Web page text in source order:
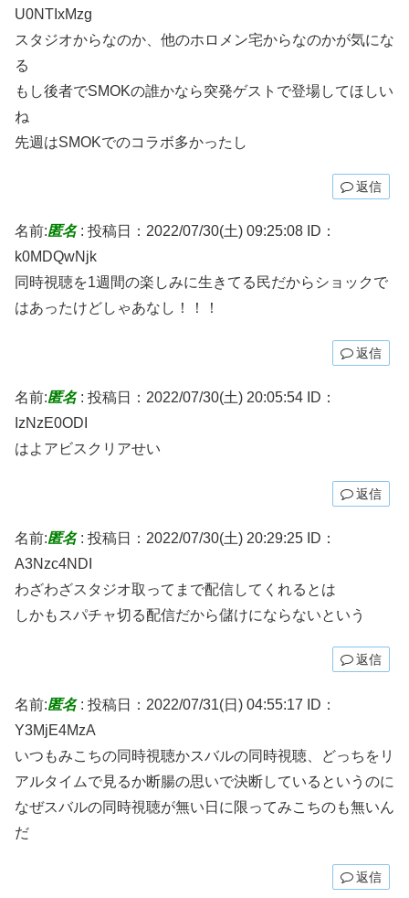
U0NTIxMzg
スタジオからなのか、他のホロメン宅からなのかが気にな
る
もし後者でSMOKの誰かなら突発ゲストで登場してほしい
ね
先週はSMOKでのコラボ多かったし
返信
名前:匿名: 投稿日：2022/07/30(土) 09:25:08 ID：
k0MDQwNjk
同時視聴を1週間の楽しみに生きてる民だからショックで
はあったけどしゃあなし！！！
返信
名前:匿名: 投稿日：2022/07/30(土) 20:05:54 ID：
IzNzE0ODI
はよアビスクリアせい
返信
名前:匿名: 投稿日：2022/07/30(土) 20:29:25 ID：
A3Nzc4NDI
わざわざスタジオ取ってまで配信してくれるとは
しかもスパチャ切る配信だから儲けにならないという
返信
名前:匿名: 投稿日：2022/07/31(日) 04:55:17
ID：
Y3MjE4MzA
いつもみこちの同時視聴かスバルの同時視聴、どっちをリ
アルタイムで見るか断腸の思いで決断しているというのに
なぜスバルの同時視聴が無い日に限ってみこちのも無いん
だ
返信